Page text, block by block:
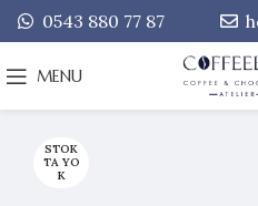
0543 880 77 87
MENU
STOK
TA YO
K